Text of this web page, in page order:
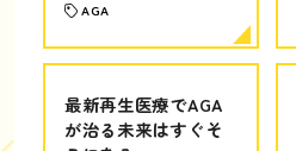
AGA
最新再生医療でAGA
が治る未来はすぐそ